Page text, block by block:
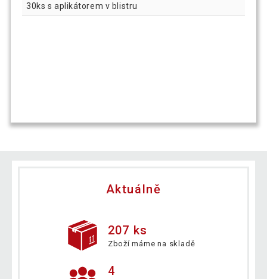
30ks s aplikátorem v blistru
Aktuálně
207 ks
Zboží máme na skladě
4